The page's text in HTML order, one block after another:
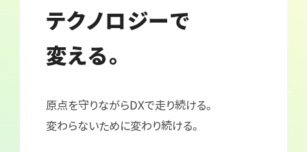
テクノロジーで
変える。
原点を守りながらDXで走り続ける。
変わらないために変わり続ける。